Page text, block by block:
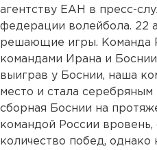
агентству ЕАН в пресс-
федерации волейбола. 22
решающие игры. Команда
командами Ирана и
выиграв у Боснии, наша
место и стала
сборная Боснии на
командой России
количество побед,